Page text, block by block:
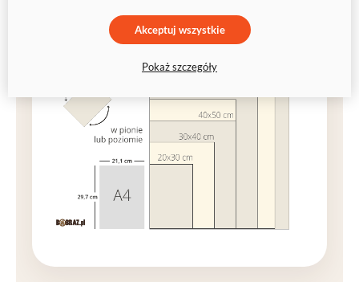
Akceptuj wszystkie
Pokaż szczegóły